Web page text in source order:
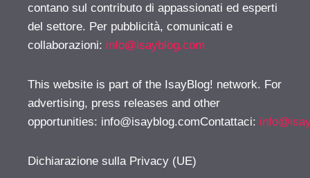
contano sul contributo di appassionati ed esperti
del settore. Per pubblicità, comunicati e
collaborazioni: info@isayblog.com
This website is part of the IsayBlog! network. For
advertising, press releases and other
opportunities: info@isayblog.comContattaci:
Dichiarazione sulla Privacy (UE)